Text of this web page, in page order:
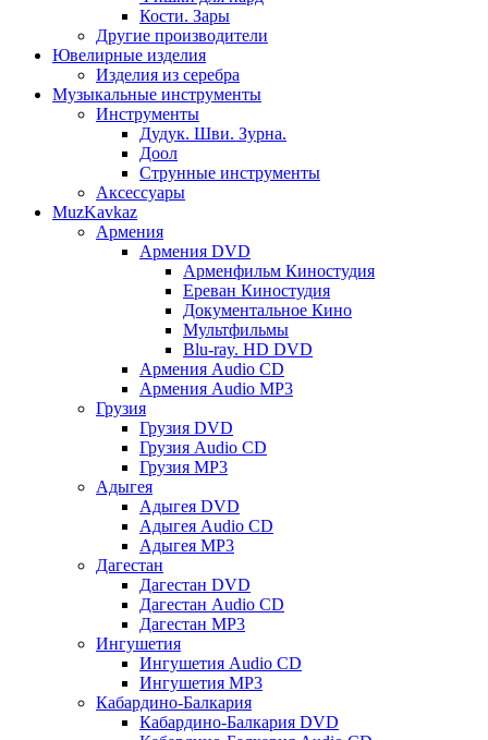
Кости. Зары
Другие производители
Ювелирные изделия
Изделия из серебра
Музыкальные инструменты
Инструменты
Дудук. Шви. Зурна.
Доол
Струнные инструменты
Аксессуары
MuzKavkaz
Армения
Армения DVD
Арменфильм Киностудия
Ереван Киностудия
Документальное Кино
Мультфильмы
Blu-ray. HD DVD
Армения Audio CD
Армения Audio MP3
Грузия
Грузия DVD
Грузия Audio CD
Грузия MP3
Адыгея
Адыгея DVD
Адыгея Audio CD
Адыгея MP3
Дагестан
Дагестан DVD
Дагестан Audio CD
Дагестан MP3
Ингушетия
Ингушетия Audio CD
Ингушетия MP3
Кабардино-Балкария
Кабардино-Балкария DVD